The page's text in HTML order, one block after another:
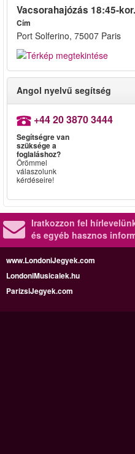
Vacsorahajózás 18:45-
Cím
Port Solferino, 75007 Paris
Angol nyelvű segítség
+44 20 3870 3444
Segítségre van
szüksége a
foglaláshoz?
Örömmel
válaszolunk
kérdéseire!
Iratkozzon fel
és egyéb hasznos
www.LondoniJegyek.com
LondoniMusicalek.hu
ParizsiJegyek.com